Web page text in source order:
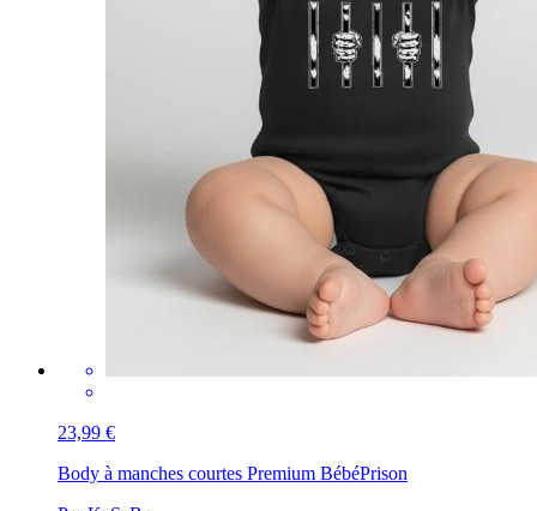
23,99 €
Body à manches courtes Premium BébéPrison